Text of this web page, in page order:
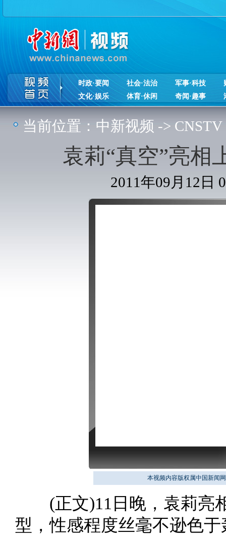
时政·要闻 社会·法治 军事·科技
文化·娱乐
体育·休闲 奇闻·趣事
当前位置： 中新视频 -> CNSTV
袁莉“真空”亮相
2011年09月12
本视频内容版权属中国新闻
(正文)11日晚，袁莉亮
型，性感程度丝毫不逊色